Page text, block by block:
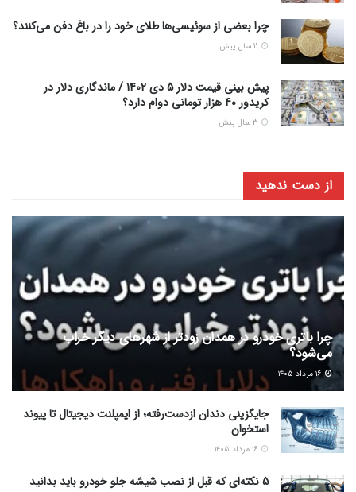
چرا بعضی از سوئیسی‌ها طلای خود را در باغ دفن می‌کنند؟
پیش بینی قیمت دلار 5 دی 1402 / ماندگاری دلار در
کریدور 40 هزار تومانی دوام دارد؟
از دست ندهید
چرا باتری خودرو در همدان زودتر از شهرهای دیگر خراب
می‌شود؟
۱۶ مرداد ۱۴۰۵
جایگزینی دندان ازدست‌رفته؛ از ایمپلنت دیجیتال تا پیوند
استخوان
5 نکته‌ای که قبل از نصب شیشه جلو خودرو باید بدانید